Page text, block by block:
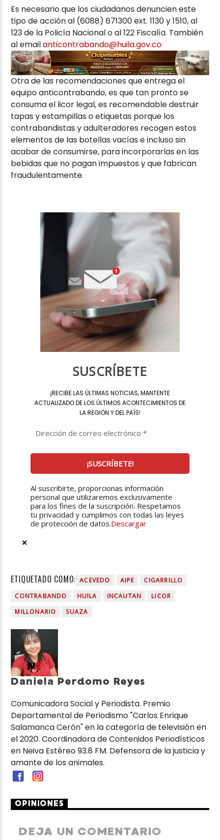
Es necesario que los ciudadanos denuncien este
tipo de acción al (6088) 671300 ext. 1130 y 1510, al
123 de la Policía Nacional o al 122 Fiscalía. También
al emailanticontrabando@huila.gov.co
Otra de las recomendaciones que entrega el
equipo anticontrabando, es que tan pronto se
consuma el licor legal, es recomendable destruir
tapas y estampillas o etiquetas porque los
contrabandistas y adulteradores recogen estos
elementos de las botellas vacías e incluso sin
acabar de consumirse, para incorporarlas en las
bebidas que no pagan impuestos y que fabrican
fraudulentamente.
SUSCRÍBETE
¡RECIBE LAS ÚLTIMAS NOTICIAS, MANTENTE
ACTUALIZADO DE LOS ÚLTIMOS ACONTECIMIENTOS DE
LA REGIÓN Y DEL PAÍS!
Al suscribirte, proporcionas información
personal que utilizaremos exclusivamente
para los fines de la suscripción. Respetamos
tu privacidad y cumplimos con todas las leyes
de protección de datos.Descargar
ETIQUETADO COMO: ACEVEDO AIPE
CIGARRILLO
CONTRABANDO
HUILA INCAUTAN
LICOR
MILLONARIO
SUAZA
Daniela Perdomo Reyes
Comunicadora Social y Periodista. Premio
Departamental de Periodismo "Carlos Enrique
Salamanca Cerón" en la categoría de televisión en
el 2020. Coordinadora de Contenidos Periodísticos
en Neiva Estéreo 93.8 FM. Defensora de la justicia y
amante de los animales.
OPINIONES
DEJA UN COMENTARIO